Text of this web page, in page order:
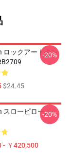
ロックアートタン
$24.45
-20%
スローピロー
- ￥420,500
-20%